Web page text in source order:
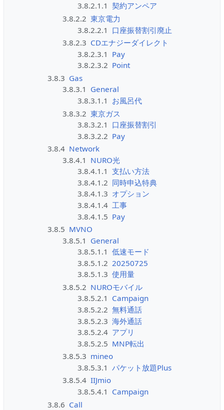
3.8.2.1.1 契約アンペア
3.8.2.2 東京電力
3.8.2.2.1 口座振替割引廃止
3.8.2.3 CDエナジーダイレクト
3.8.2.3.1 Pay
3.8.2.3.2 Point
3.8.3 Gas
3.8.3.1 General
3.8.3.1.1 お風呂代
3.8.3.2 東京ガス
3.8.3.2.1 口座振替割引
3.8.3.2.2 Pay
3.8.4 Network
3.8.4.1 NURO光
3.8.4.1.1 支払い方法
3.8.4.1.2 同時申込特典
3.8.4.1.3 オプション
3.8.4.1.4 工事
3.8.4.1.5 Pay
3.8.5 MVNO
3.8.5.1 General
3.8.5.1.1 低速モード
3.8.5.1.2 20250725
3.8.5.1.3 使用量
3.8.5.2 NUROモバイル
3.8.5.2.1 Campaign
3.8.5.2.2 無料通話
3.8.5.2.3 海外通話
3.8.5.2.4 アプリ
3.8.5.2.5 MNP転出
3.8.5.3 mineo
3.8.5.3.1 パケット放題Plus
3.8.5.4 IIJmio
3.8.5.4.1 Campaign
3.8.6 Call